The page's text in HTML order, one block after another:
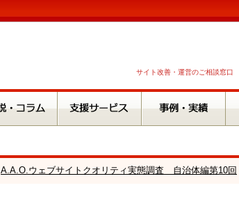
サイト改善・運営のご相談窓口
A.A.O.ウェブサイトクオリティ実態調査 自治体編第10回